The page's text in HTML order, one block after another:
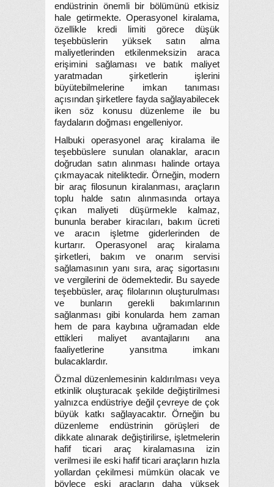
endüstrinin önemli bir bölümünü etkisiz
hale getirmekte. Operasyonel kiralama,
özellikle kredi limiti görece düşük
teşebbüslerin yüksek satın alma
maliyetlerinden etkilenmeksizin araca
erişimini sağlaması ve batık maliyet
yaratmadan şirketlerin işlerini
büyütebilmelerine imkan tanıması
açısından şirketlere fayda sağlayabilecek
iken söz konusu düzenleme ile bu
faydaların doğması engelleniyor.
Halbuki operasyonel araç kiralama ile
teşebbüslere sunulan olanaklar, aracın
doğrudan satın alınması halinde ortaya
çıkmayacak niteliktedir. Örneğin, modern
bir araç filosunun kiralanması, araçların
toplu halde satın alınmasında ortaya
çıkan maliyeti düşürmekle kalmaz,
bununla beraber kiracıları, bakım ücreti
ve aracın işletme giderlerinden de
kurtarır. Operasyonel araç kiralama
şirketleri, bakım ve onarım servisi
sağlamasının yanı sıra, araç sigortasını
ve vergilerini de ödemektedir. Bu sayede
teşebbüsler, araç filolarının oluşturulması
ve bunların gerekli bakımlarının
sağlanması gibi konularda hem zaman
hem de para kaybına uğramadan elde
ettikleri maliyet avantajlarını ana
faaliyetlerine yansıtma imkanı
bulacaklardır.
Özmal düzenlemesinin kaldırılması veya
etkinlik oluşturacak şekilde değiştirilmesi
yalnızca endüstriye değil çevreye de çok
büyük katkı sağlayacaktır. Örneğin bu
düzenleme endüstrinin görüşleri de
dikkate alınarak değiştirilirse, işletmelerin
hafif ticari araç kiralamasına izin
verilmesi ile eski hafif ticari araçların hızla
yollardan çekilmesi mümkün olacak ve
böylece eski araçların daha yüksek